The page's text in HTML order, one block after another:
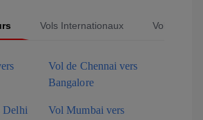
Vols Internationaux Vols
Vol de Chennai vers
Bangalore
Delhi
Vol Mumbai vers